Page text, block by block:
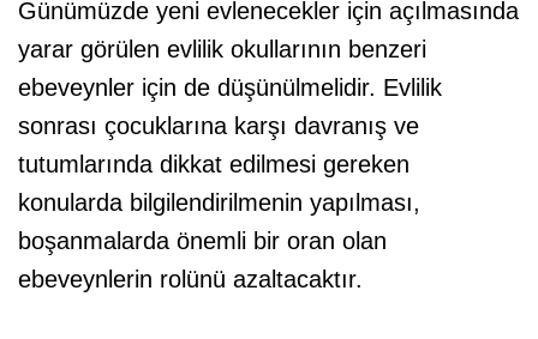
Günümüzde yeni evlenecekler için açılmasında
yarar görülen evlilik okullarının benzeri
ebeveynler için de düşünülmelidir. Evlilik
sonrası çocuklarına karşı davranış ve
tutumlarında dikkat edilmesi gereken
konularda bilgilendirilmenin yapılması,
boşanmalarda önemli bir oran olan
ebeveynlerin rolünü azaltacaktır.